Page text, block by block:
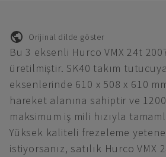
Orijinal dilde göster
Bu 3 eksenli Hurco VMX 24t
üretilmiştir. SK40 takım
eksenlerinde 610 x 508 x 610
hareket alanına sahiptir ve
maksimum iş mili hızıyla
Yüksek kaliteli frezeleme
istiyorsanız, satılık Hurco VMX